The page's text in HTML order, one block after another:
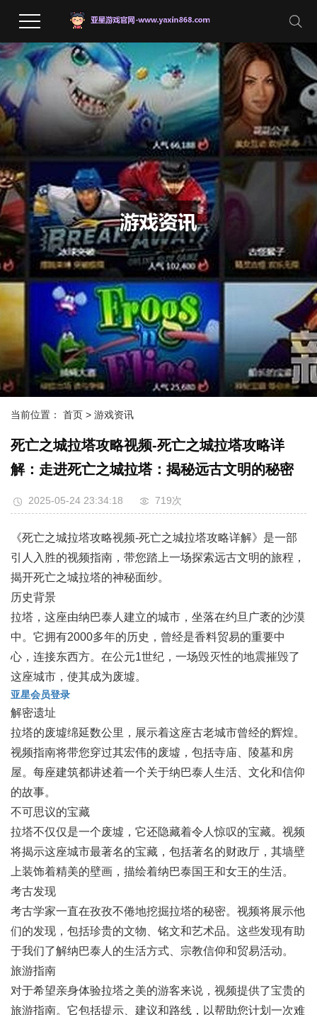
当前位置： 首页 > 游戏资讯
死亡之城拉塔攻略视频-死亡之城拉塔攻略详
解：走进死亡之城拉塔：揭秘远古文明的秘密
2025-05-24 23:34:18 719次
《死亡之城拉塔攻略视频-死亡之城拉塔攻略详解》是一部
引人入胜的视频指南，带您踏上一场探索远古文明的旅程，
揭开死亡之城拉塔的神秘面纱。
历史背景
拉塔，这座由纳巴泰人建立的城市，坐落在约旦广袤的沙漠
中。它拥有2000多年的历史，曾经是香料贸易的重要中
心，连接东西方。在公元1世纪，一场毁灭性的地震摧毁了
这座城市，使其成为废墟。
亚星会员登录
解密遗址
拉塔的废墟绵延数公里，展示着这座古老城市曾经的辉煌。
视频指南将带您穿过其宏伟的废墟，包括寺庙、陵墓和房
屋。每座建筑都讲述着一个关于纳巴泰人生活、文化和信仰
的故事。
不可思议的宝藏
拉塔不仅仅是一个废墟，它还隐藏着令人惊叹的宝藏。视频
将揭示这座城市最著名的宝藏，包括著名的财政厅，其墙壁
上装饰着精美的壁画，描绘着纳巴泰国王和女王的生活。
考古发现
考古学家一直在孜孜不倦地挖掘拉塔的秘密。视频将展示他
们的发现，包括珍贵的文物、铭文和艺术品。这些发现有助
于我们了解纳巴泰人的生活方式、宗教信仰和贸易活动。
旅游指南
对于希望亲身体验拉塔之美的游客来说，视频提供了宝贵的
旅游指南。它包括提示、建议和路线，以帮助您计划一次难